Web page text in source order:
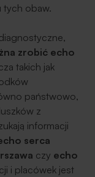
tych obaw.
zrobić echo
takich jak
państwowo,
z
informacji
serca
czy echo
i placówek jest